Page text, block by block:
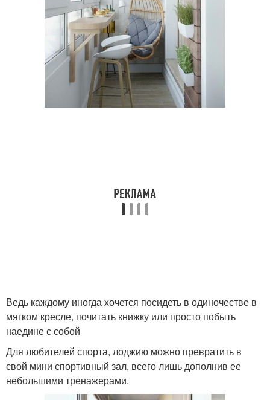
Ведь каждому иногда хочется посидеть в одиночестве в
мягком кресле, почитать книжку или просто побыть
наедине с собой
Для любителей спорта, лоджию можно превратить в
свой мини спортивный зал, всего лишь дополнив ее
небольшими тренажерами.